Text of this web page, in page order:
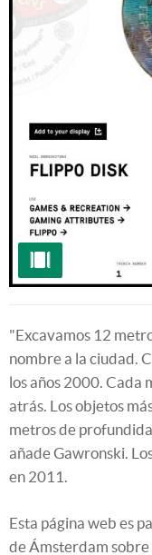
"Excavamos 12
nombre a la ciudad.
los años 2000. Cada
atrás. Los objetos
metros de
añade Gawronski.
en 2011.
Esta página web es
de Ámsterdam sobre